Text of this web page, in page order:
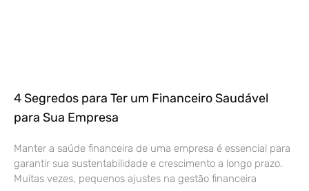
4 Segredos para Ter um Financeiro Saudável
para Sua Empresa
Manter a saúde financeira de uma empresa é essencial para
garantir sua sustentabilidade e crescimento a longo prazo.
Muitas vezes, pequenos ajustes na gestão financeira